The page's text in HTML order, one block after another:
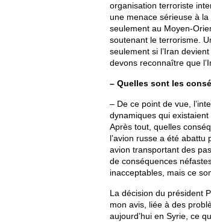
organisation terroriste
une menace sérieuse à
seulement au Moyen-
soutenant le terrorisme.
seulement si l’Iran
devons reconnaître que
– Quelles sont les
– De ce point de vue,
dynamiques qui existaient
Après tout, quelles
l’avion russe a été abattu
avion transportant des
de conséquences
inacceptables, mais ce
La décision du président
mon avis, liée à des
aujourd’hui en Syrie, ce